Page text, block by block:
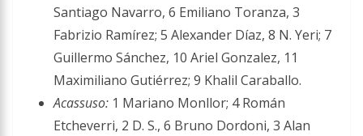
Santiago Navarro, 6 Emiliano Toranza, 3
Fabrizio Ramírez; 5 Alexander Díaz, 8 N. Yeri; 7
Guillermo Sánchez, 10 Ariel Gonzalez, 11
Maximiliano Gutiérrez; 9 Khalil Caraballo.
Acassuso: 1 Mariano Monllor; 4 Román
Etcheverri, 2 D. S., 6 Bruno Dordoni, 3 Alan